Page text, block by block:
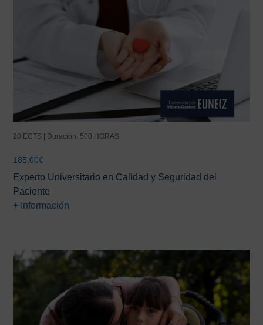
20 ECTS | Duración: 500 HORAS
185,00€
Experto Universitario en Calidad y Seguridad del
Paciente
+ Información